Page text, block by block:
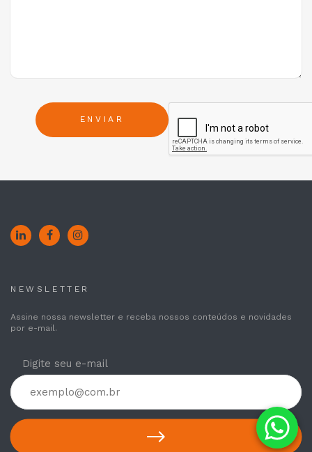
ENVIAR
NEWSLETTER
Assine nossa newsletter e receba nossos conteúdos e novidades
por e-mail.
Digite seu e-mail